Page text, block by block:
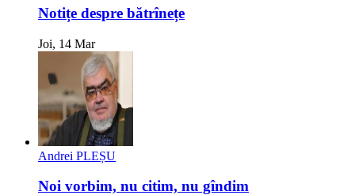
Notițe despre bătrînețe
Joi, 14 Mar
Andrei PLEȘU
Noi vorbim, nu citim, nu gîndim